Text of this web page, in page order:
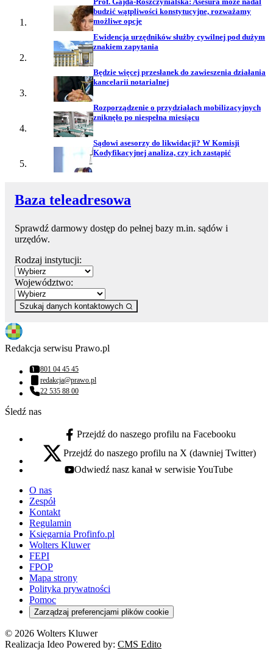
budzić wątpliwości konstytucyjne, rozważamy
możliwe opcje
Ewidencja urzędników służby cywilnej pod dużym
znakiem zapytania
Będzie więcej przesłanek do zawieszenia działania
kancelarii notarialnej
Rozporządzenie o przydziałach mobilizacyjnych
zniknęło po niespełna miesiącu
Sądowi asesorzy do likwidacji? W Komisji
Kodyfikacyjnej analiza, czy ich zastąpić
Baza teleadresowa
Sprawdź darmowy dostęp do pełnej bazy m.in. sądów i
urzędów.
Rodzaj instytucji:
Województwo:
Szukaj danych kontaktowych
Redakcja serwisu Prawo.pl
Numer telefonu:
801 04 45 45
Adres email:
redakcja@prawo.pl
Numer telefonu:
22 535 88 00
Śledź nas
facebook - otwiera się w nowej karcie
Przejdź do naszego profilu na Facebooku
x - otwiera się w nowej karcie
Przejdź do naszego profilu na X (dawniej Twitter)
youtube - otwiera się w nowej karcie
Odwiedź nasz kanał w serwisie YouTube
O nas
Zespół
Kontakt
Regulamin
Księgarnia Profinfo.pl
Wolters Kluwer
FEPI
FPOP
Mapa strony
Polityka prywatności
Pomoc
Zarządzaj preferencjami plików cookie
© 2026 Wolters Kluwer
Realizacja Ideo Powered by: CMS Edito